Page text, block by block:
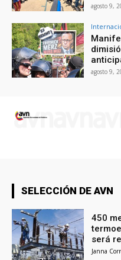
agosto 9,
agosto 9,
SELECCIÓN DE AVN
450
será
Janna